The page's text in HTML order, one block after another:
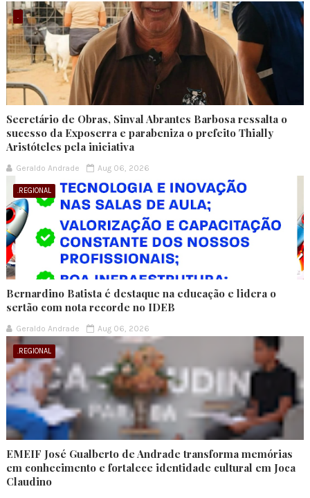
.
Secretário de Obras, Sinval Abrantes Barbosa ressalta o
sucesso da Exposerra e parabeniza o prefeito Thially
Aristóteles pela iniciativa
Geraldo Andrade Aug 06, 2026
.REGIONAL
Bernardino Batista é destaque na educação e lidera o
sertão com nota recorde no IDEB
Geraldo Andrade Aug 06, 2026
.REGIONAL
EMEIF José Gualberto de Andrade transforma memórias
em conhecimento e fortalece identidade cultural em Joca
Claudino